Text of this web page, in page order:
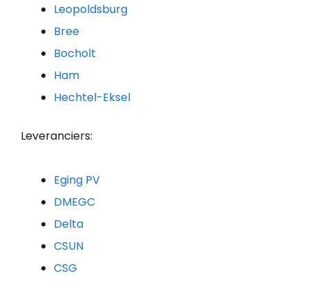
Leopoldsburg
Bree
Bocholt
Ham
Hechtel-Eksel
Leveranciers:
Eging PV
DMEGC
Delta
CSUN
CSG